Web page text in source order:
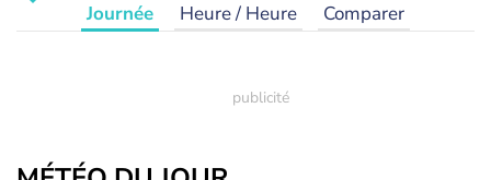
Journée Heure / Heure Comparer